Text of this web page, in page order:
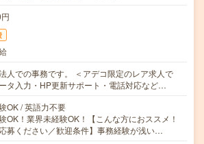
人での事務です。 ＜アデコ限定のレア求人で
タ入力・HP更新サポート・電話対応など…
OK / 英語力不要
OK！業界未経験OK！【こんな方におススメ！
募ください／歓迎条件】事務経験が浅い…